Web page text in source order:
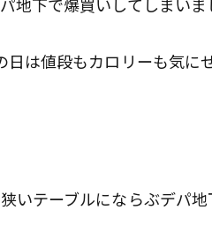
地下で爆買いしてしまいま
は値段もカロリーも気に
いテーブルにならぶデパ